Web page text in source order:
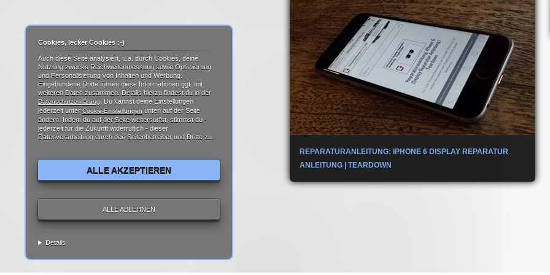
REPARATURANLEITUNG: IPHONE 6 DISPLAY REPARATUR
ANLEITUNG | TEARDOWN
Cookies, lecker Cookies :-)
Auch diese Seite analysiert, u.a. durch Cookies, deine
Nutzung zwecks Reichweitenmessung sowie Optimierung
und Personalisierung von Inhalten und Werbung.
Eingebundene Dritte führen diese Informationen ggf. mit
weiteren Daten zusammen. Details hierzu findest du in der
Datenschutzerklärung
. Du kannst deine Einstellungen
jederzeit unter Cookie-Einstellungen unten auf der Seite
ändern. Indem du auf der Seite weitersurfst, stimmst du -
jederzeit für die Zukunft widerruflich - dieser
Datenverarbeitung durch den Seitenbetreiber und Dritte zu.
ALLE AKZEPTIEREN
ALLE ABLEHNEN
Details